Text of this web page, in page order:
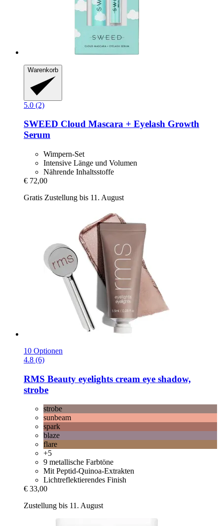
Warenkorb
5.0 (2)
SWEED Cloud Mascara + Eyelash Growth
Serum
Wimpern-Set
Intensive Länge und Volumen
Nährende Inhaltsstoffe
€ 72,00
Gratis Zustellung bis 11. August
10 Optionen
4.8 (6)
RMS Beauty eyelights cream eye shadow,
strobe
strobe
sunbeam
spark
blaze
flare
+5
9 metallische Farbtöne
Mit Peptid-Quinoa-Extrakten
Lichtreflektierendes Finish
€ 33,00
Zustellung bis 11. August